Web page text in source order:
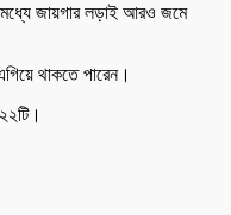
জায়গার লড়াই আরও জমে
থাকতে পারেন।